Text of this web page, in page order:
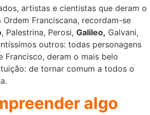
artistas e cientistas que deram o
Ordem Franciscana, recordam-se
, Palestrina, Perosi, Galileo, Galvani,
outros: todas personagens
Francisco, deram o mais belo
de tornar comum a todos o
algo